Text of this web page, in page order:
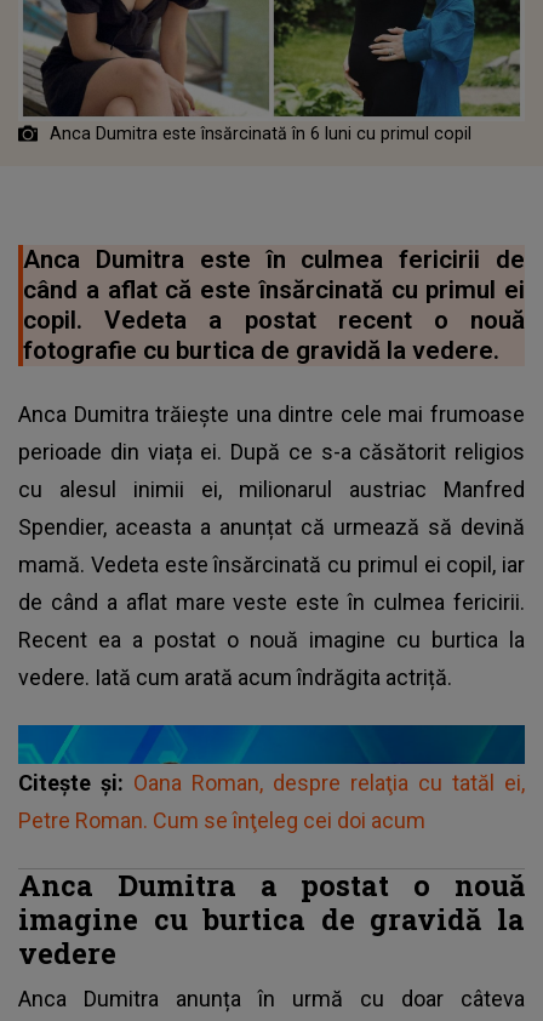
Anca Dumitra este însărcinată în 6 luni cu primul copil
Anca Dumitra este în culmea fericirii de
când a aflat că este însărcinată cu primul ei
copil. Vedeta a postat recent o nouă
fotografie cu burtica de gravidă la vedere.
Anca Dumitra trăiește una dintre cele mai frumoase
perioade din viața ei. După ce s-a căsătorit religios
cu alesul inimii ei, milionarul austriac Manfred
Spendier, aceasta a anunțat că urmează să devină
mamă. Vedeta este însărcinată cu primul ei copil, iar
de când a aflat mare veste este în culmea fericirii.
Recent ea a postat o nouă imagine cu burtica la
vedere. Iată cum arată acum îndrăgita actriță.
Citește și: Oana Roman, despre relaţia cu tatăl ei,
Petre Roman. Cum se înţeleg cei doi acum
Anca Dumitra a postat o nouă
imagine cu burtica de gravidă la
vedere
Anca Dumitra anunța în urmă cu doar câteva